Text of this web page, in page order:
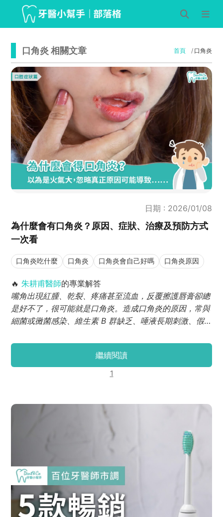
口角炎 相關文章 首頁 口角炎
日期 : 2026/01/08
為什麼會有口角炎？原因、症狀、治療及預防方式
一次看
口角炎吃什麼 口角炎 口角炎會自己好嗎 口角炎原因
🔥朱耕甫醫師的專業解答
嘴角出現紅腫、乾裂、疼痛甚至流血，反覆擦護唇膏卻總
是好不了，很可能就是口角炎。造成口角炎的原因，常與
細菌或黴菌感染、維生素 B 群缺乏、唾液長期刺激、假
痕、結痂與刺痛感。多數情況下，只要找對原因並搭配藥
膏治療與營養補充，1–2 週內可明顯改善；若忽略處理，
容易反覆發作。因此，從口腔清潔、飲食調整到生活習慣
繼續閱讀
1